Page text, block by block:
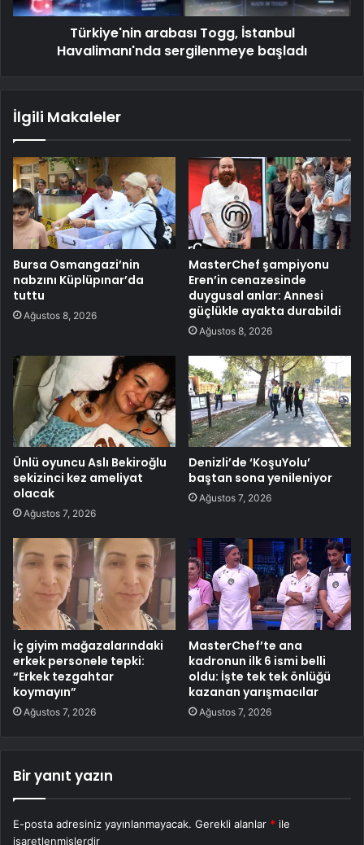
Türkiye'nin arabası Togg, İstanbul
Havalimanı'nda sergilenmeye başladı
İlgili Makaleler
Bursa Osmangazi’nin
nabzını Küplüpınar’da
tuttu
Ağustos 8, 2026
MasterChef şampiyonu
Eren’in cenazesinde
duygusal anlar: Annesi
güçlükle ayakta durabildi
Ağustos 8, 2026
Ünlü oyuncu Aslı Bekiroğlu
sekizinci kez ameliyat
olacak
Ağustos 7, 2026
Denizli’de ‘KoşuYolu’
baştan sona yenileniyor
Ağustos 7, 2026
İç giyim mağazalarındaki
erkek personele tepki:
“Erkek tezgahtar
koymayın”
Ağustos 7, 2026
MasterChef’te ana
kadronun ilk 6 ismi belli
oldu: İşte tek tek önlüğü
kazanan yarışmacılar
Ağustos 7, 2026
Bir yanıt yazın
E-posta adresiniz yayınlanmayacak. Gerekli alanlar * ile
işaretlenmişlerdir